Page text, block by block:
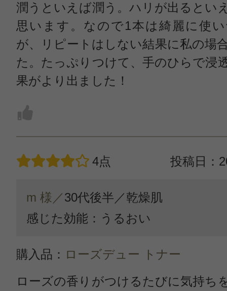
潤うといえば潤う。ハリが出るとい
思います。なので1本は綺麗に使
が、リピートはしない結果に私の場
た。たっぷりつけて、手のひらで浸
果がより出ました！
4点 投稿日：
m 様／30代後半／乾燥肌
感じた効能：うるおい
購入品： ローズデュー トナー
ローズの香りがつけるたびに気持ち